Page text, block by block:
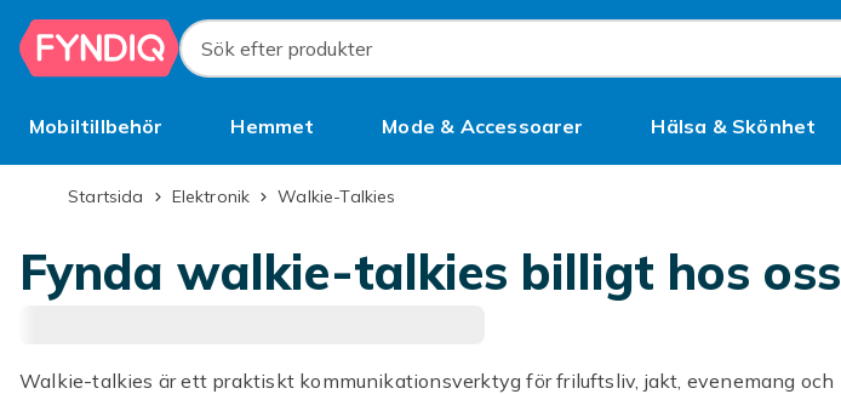
Hoppa till huvudinnehållet
Sök efter produkter
Mobiltillbehör Hemmet Mode & Accessoarer Hälsa & Skönhet
Bättre än begagnat
Startsida Elektronik Walkie-Talkies
Fynda walkie-talkies billigt hos oss
Walkie-talkies är ett praktiskt kommunikationsverktyg för friluftsliv, jakt, evenemang och